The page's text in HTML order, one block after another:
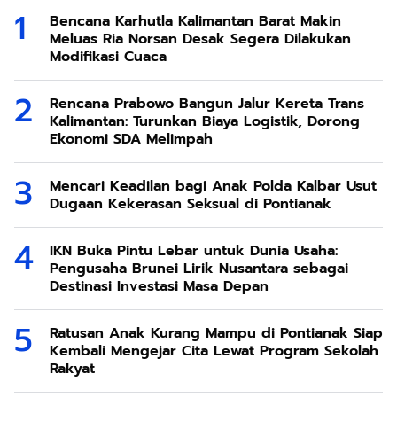
Bencana Karhutla Kalimantan Barat Makin
Meluas Ria Norsan Desak Segera Dilakukan
Modifikasi Cuaca
Rencana Prabowo Bangun Jalur Kereta Trans
Kalimantan: Turunkan Biaya Logistik, Dorong
Ekonomi SDA Melimpah
Mencari Keadilan bagi Anak Polda Kalbar Usut
Dugaan Kekerasan Seksual di Pontianak
IKN Buka Pintu Lebar untuk Dunia Usaha:
Pengusaha Brunei Lirik Nusantara sebagai
Destinasi Investasi Masa Depan
Ratusan Anak Kurang Mampu di Pontianak Siap
Kembali Mengejar Cita Lewat Program Sekolah
Rakyat